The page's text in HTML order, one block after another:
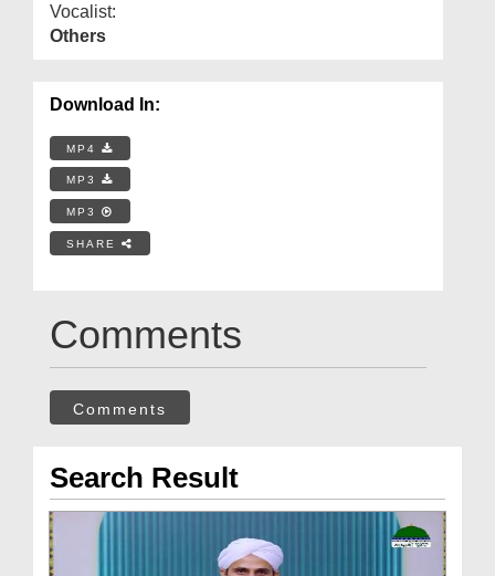
Vocalist:
Others
Download In:
MP4
MP3
MP3
SHARE
Comments
Comments
Search Result